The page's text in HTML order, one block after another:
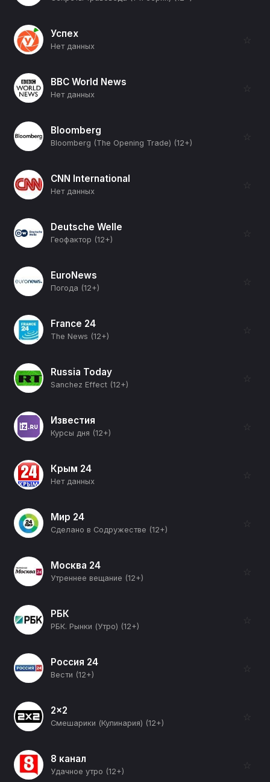
Успех
Нет данных
☆
BBC World News
Нет данных
☆
Bloomberg
Bloomberg (The Opening Trade) (12+)
☆
CNN International
Нет данных
☆
Deutsche Welle
Геофактор (12+)
☆
EuroNews
Погода (12+)
☆
France 24
The News (12+)
☆
Russia Today
Sanchez Effect (12+)
☆
Известия
Курсы дня (12+)
☆
Крым 24
Нет данных
☆
Мир 24
Сделано в Содружестве (12+)
☆
Москва 24
Утреннее вещание (12+)
☆
РБК
РБК. Рынки (Утро) (12+)
☆
Россия 24
Вести (12+)
☆
2x2
Смешарики (Кулинария) (12+)
☆
8 канал
Удачное утро (12+)
☆